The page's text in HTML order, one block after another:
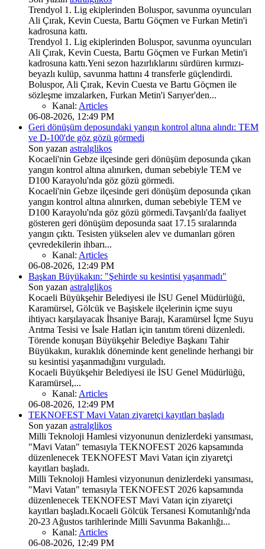
Trendyol 1. Lig ekiplerinden Boluspor, savunma oyuncuları
Ali Çırak, Kevin Cuesta, Bartu Göçmen ve Furkan Metin'i
kadrosuna kattı.
Trendyol 1. Lig ekiplerinden Boluspor, savunma oyuncuları
Ali Çırak, Kevin Cuesta, Bartu Göçmen ve Furkan Metin'i
kadrosuna kattı.Yeni sezon hazırlıklarını sürdüren kırmızı-
beyazlı kulüp, savunma hattını 4 transferle güçlendirdi.
Boluspor, Ali Çırak, Kevin Cuesta ve Bartu Göçmen ile
sözleşme imzalarken, Furkan Metin'i Sarıyer'den...
Kanal: Articles
06-08-2026, 12:49 PM
Geri dönüşüm deposundaki yangın kontrol altına alındı: TEM
ve D-100'de göz gözü görmedi
Son yazan astralglikos
Kocaeli'nin Gebze ilçesinde geri dönüşüm deposunda çıkan
yangın kontrol altına alınırken, duman sebebiyle TEM ve
D100 Karayolu'nda göz gözü görmedi.
Kocaeli'nin Gebze ilçesinde geri dönüşüm deposunda çıkan
yangın kontrol altına alınırken, duman sebebiyle TEM ve
D100 Karayolu'nda göz gözü görmedi.Tavşanlı'da faaliyet
gösteren geri dönüşüm deposunda saat 17.15 sıralarında
yangın çıktı. Tesisten yükselen alev ve dumanları gören
çevredekilerin ihbarı...
Kanal: Articles
06-08-2026, 12:49 PM
Başkan Büyükakın: "Şehirde su kesintisi yaşanmadı"
Son yazan astralglikos
Kocaeli Büyükşehir Belediyesi ile İSU Genel Müdürlüğü,
Karamürsel, Gölcük ve Başiskele ilçelerinin içme suyu
ihtiyacı karşılayacak İhsaniye Barajı, Karamürsel İçme Suyu
Arıtma Tesisi ve İsale Hatları için tanıtım töreni düzenledi.
Törende konuşan Büyükşehir Belediye Başkanı Tahir
Büyükakın, kuraklık döneminde kent genelinde herhangi bir
su kesintisi yaşanmadığını vurguladı.
Kocaeli Büyükşehir Belediyesi ile İSU Genel Müdürlüğü,
Karamürsel,...
Kanal: Articles
06-08-2026, 12:49 PM
TEKNOFEST Mavi Vatan ziyaretçi kayıtları başladı
Son yazan astralglikos
Milli Teknoloji Hamlesi vizyonunun denizlerdeki yansıması,
"Mavi Vatan" temasıyla TEKNOFEST 2026 kapsamında
düzenlenecek TEKNOFEST Mavi Vatan için ziyaretçi
kayıtları başladı.
Milli Teknoloji Hamlesi vizyonunun denizlerdeki yansıması,
"Mavi Vatan" temasıyla TEKNOFEST 2026 kapsamında
düzenlenecek TEKNOFEST Mavi Vatan için ziyaretçi
kayıtları başladı.Kocaeli Gölcük Tersanesi Komutanlığı'nda
20-23 Ağustos tarihlerinde Milli Savunma Bakanlığı...
Kanal: Articles
06-08-2026, 12:49 PM